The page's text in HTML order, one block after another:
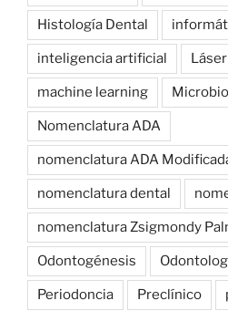
Histología Dental
inteligencia artificial
machine learning
Nomenclatura ADA
nomenclatura ADA
nomenclatura dental
nomenclatura Zsigmondy
Odontogénesis
Periodoncia Preclínico